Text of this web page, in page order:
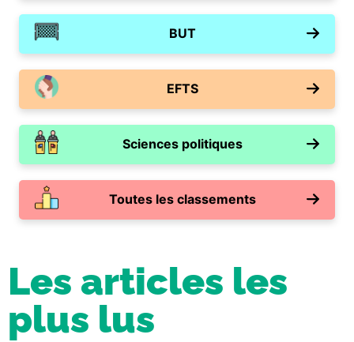
BUT
EFTS
Sciences politiques
Toutes les classements
Les articles les
plus lus